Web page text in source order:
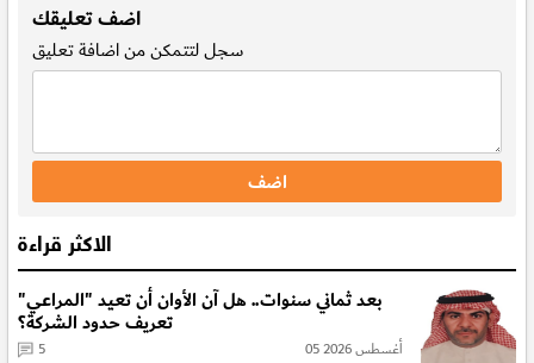
اضف تعليقك
سجللتتمكن من اضافة تعليق
الاكثر قراءة
بعد ثماني سنوات.. هل آن الأوان أن تعيد "المراعي"
تعريف حدود الشركة؟
05 أغسطس 2026 5